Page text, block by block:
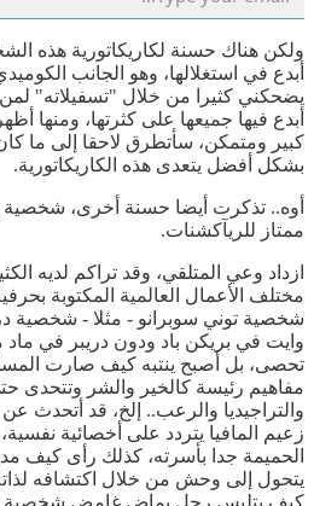
ولكن هناك حسنة لكاريكاتورية هذه
أبدع في استغلالها، وهو الجانب
يضحكني كثيرا من خلال "تسفيلاته" لمن
أبدع فيها جميعها على كثرتها، ومنها
كبير ومتمكن، سأتطرق لاحقا إلى ما كان
بشكل أفضل يتعدى هذه الكاريكاتورية.
أوه.. تذكرت أيضا حسنة أخرى،
ممتاز للريآكشنات.
ازداد وعي المتلقي، وقد تراكم لديه
مختلف الأعمال العالمية المكتوبة
شخصية توني سوبرانو - مثلا - شخصية
وايت في بريكن باد ودون دريبر في ماد
تحصى، بل أصبح ينتبه كيف صارت
مفاهيم رئيسة كالخير والشر وتتحدى
والتراجيديا والرعب.. إلخ، قد أتحدث
زعيم المافيا يتردد على أخصائية
الحميمة جدا بأسرته، كذلك رأى كيف
يتحول إلى وحش من خلال اكتشافه
كيف يتلبس رجل بماض غامض شخصية